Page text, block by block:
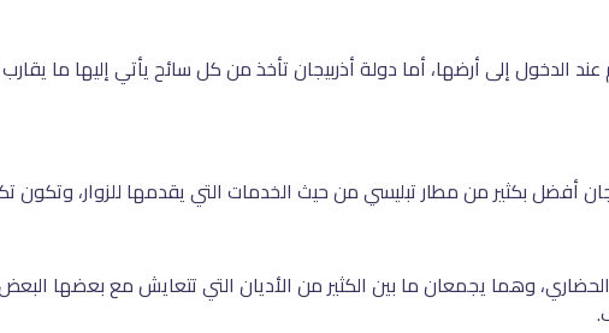
الدخول إلى أرضها، أما دولة أذربيجان تأخذ من كل سائح يأتي إليها ما يقارب من 20
أفضل بكثير من مطار تبليسي من حيث الخدمات التي يقدمها للزوار، وتكون
والحضاري، وهما يجمعان ما بين الكثير من الأديان التي تتعايش مع